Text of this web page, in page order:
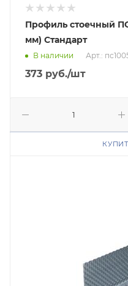
Профиль стоечный
мм) Стандарт
В наличии Арт.:
373 руб./шт